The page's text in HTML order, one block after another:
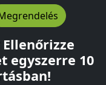
egyszerre 10